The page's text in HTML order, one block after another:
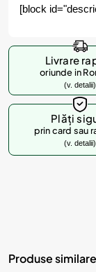
[block
Livrare
oriunde in
(v. detalii)
Plăți
prin card sau
(v. detalii)
Produse similare